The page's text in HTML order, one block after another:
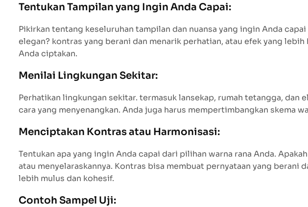
Tentukan Tampilan yang Ingin Anda Capai:
Pikirkan tentang keseluruhan tampilan dan nuansa yang ingin Anda
elegan? kontras yang berani dan menarik perhatian, atau efek yang
Anda ciptakan.
Menilai Lingkungan Sekitar:
Perhatikan lingkungan sekitar. termasuk lansekap, rumah tetangga, dan
cara yang menyenangkan. Anda juga harus mempertimbangkan skema
Menciptakan Kontras atau Harmonisasi:
Tentukan apa yang ingin Anda capai dari pilihan warna rana Anda.
atau menyelaraskannya. Kontras bisa membuat pernyataan yang berani
lebih mulus dan kohesif.
Contoh Sampel Uji: